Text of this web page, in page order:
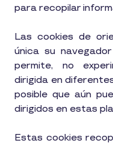
para recopilar
Las cookies de
única su
permite, no
dirigida en
posible que aún
dirigidos en estas
Estas cookies